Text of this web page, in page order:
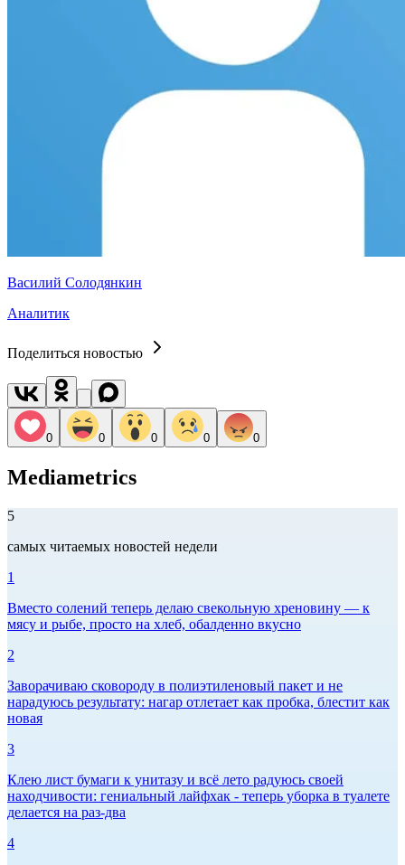
Василий Солодянкин
Аналитик
Поделиться новостью
0 0 0 0 0
Mediametrics
5
самых читаемых новостей недели
1
Вместо солений теперь делаю свекольную хреновину — к
мясу и рыбе, просто на хлеб, обалденно вкусно
2
Заворачиваю сковороду в полиэтиленовый пакет и не
нарадуюсь результату: нагар отлетает как пробка, блестит как
новая
3
Клею лист бумаги к унитазу и всё лето радуюсь своей
находчивости: гениальный лайфхак - теперь уборка в туалете
делается на раз-два
4